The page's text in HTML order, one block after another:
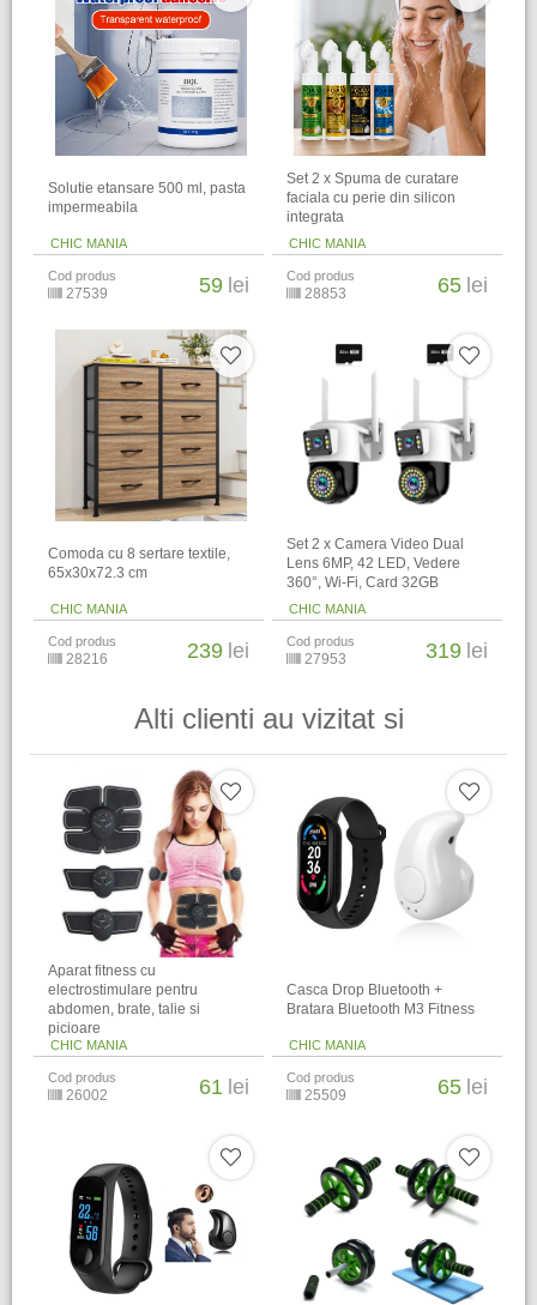
Solutie etansare 500 ml, pasta
impermeabila
CHIC MANIA
Cod produs
27539 59 lei
Set 2 x Spuma de curatare
faciala cu perie din silicon
integrata
CHIC MANIA
Cod produs
28853 65 lei
Comoda cu 8 sertare textile,
65x30x72.3 cm
CHIC MANIA
Cod produs
28216 239 lei
Set 2 x Camera Video Dual
Lens 6MP, 42 LED, Vedere
360°, Wi-Fi, Card 32GB
CHIC MANIA
Cod produs
27953 319 lei
Alti clienti au vizitat si
Aparat fitness cu
electrostimulare pentru
abdomen, brate, talie si
picioare
CHIC MANIA
Cod produs
26002 61 lei
Casca Drop Bluetooth +
Bratara Bluetooth M3 Fitness
CHIC MANIA
Cod produs
25509 65 lei